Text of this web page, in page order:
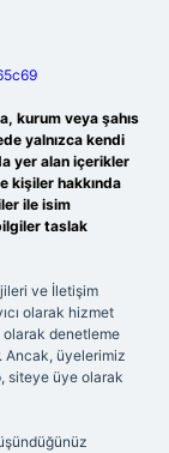
kurum veya şahıs
yalnızca kendi
yer alan içerikler
kişiler hakkında
ile isim
taslak
ve İletişim
olarak hizmet
denetleme
Ancak, üyelerimiz
siteye üye olarak